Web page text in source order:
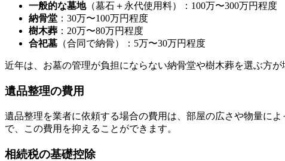
一般的な墓地（墓石＋永代使用料）：100万〜300万円程度
納骨堂 ：30万〜100万円程度
樹木葬 ：20万〜80万円程度
合祀墓 （合同で納骨）：5万〜30万円程度
近年は、お墓の管理が負担にならない納骨堂や樹木葬を選ぶ方が
遺品整理の費用
遺品整理を業者に依頼する場合の費用は、部屋の広さや物量に
で、この費用を抑えることができます。
相続税の基礎控除